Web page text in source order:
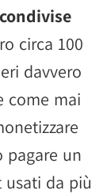
circa 100
davvero
come mai
pagare un
da più